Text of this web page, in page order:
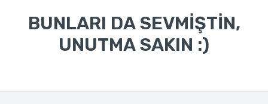
BUNLARI DA SEVMİŞTİN,
UNUTMA SAKIN :)